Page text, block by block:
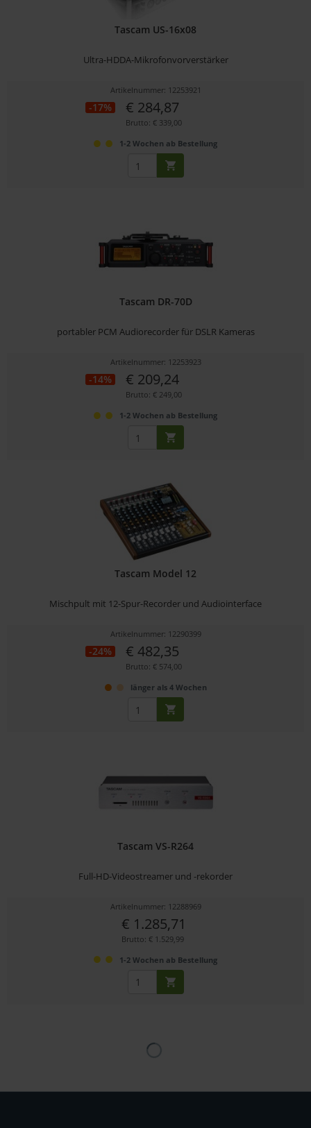
Tascam US-16x08
Ultra-HDDA-Mikrofonvorverstärker
Artikelnummer: 12253921
-17% € 284,87
Brutto: € 339,00
1-2 Wochen ab Bestellung
Tascam DR-70D
portabler PCM Audiorecorder für DSLR Kameras
Artikelnummer: 12253923
-14% € 209,24
Brutto: € 249,00
1-2 Wochen ab Bestellung
Tascam Model 12
Mischpult mit 12-Spur-Recorder und Audiointerface
Artikelnummer: 12290399
-24% € 482,35
Brutto: € 574,00
länger als 4 Wochen
Tascam VS-R264
Full-HD-Videostreamer und -rekorder
Artikelnummer: 12288969
€ 1.285,71
Brutto: € 1.529,99
1-2 Wochen ab Bestellung